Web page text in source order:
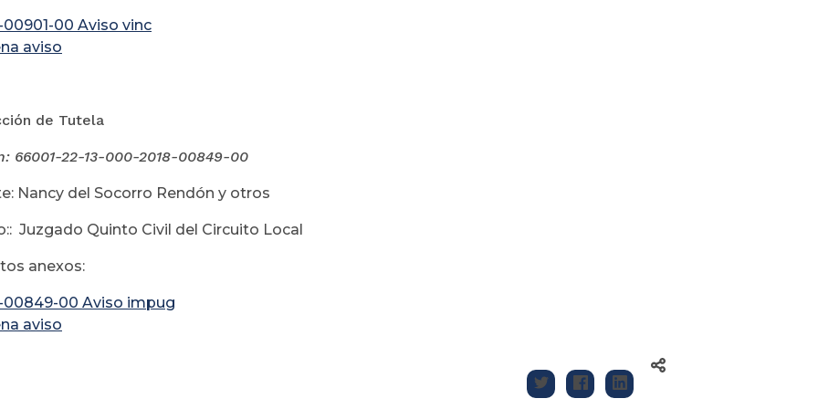
00901-00 Aviso vinc
aviso
de Tutela
66001-22-13-000-2018-00849-00
Nancy del Socorro Rendón y otros
Juzgado Quinto Civil del Circuito Local
anexos:
00849-00 Aviso impug
aviso